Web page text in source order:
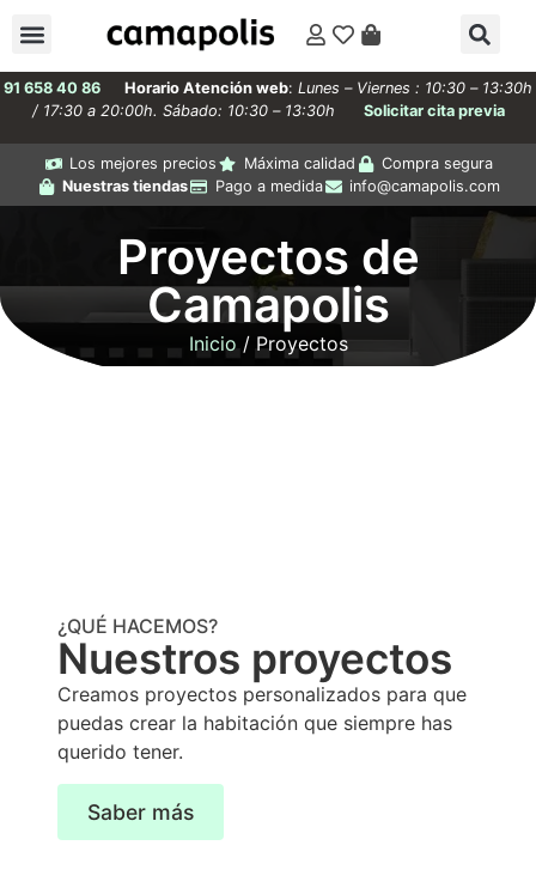
91 658 40 86 Horario Atención web: Lunes – Viernes : 10:30 – 13:30h
/ 17:30 a 20:00h. Sábado: 10:30 – 13:30h
Solicitar cita previa
Los mejores precios Máxima calidad
Compra segura
Nuestras tiendas
Pago a medida info@camapolis.com
Proyectos de
Camapolis
Inicio/ Proyectos
¿QUÉ HACEMOS?
Nuestros proyectos
Creamos proyectos personalizados para que
puedas crear la habitación que siempre has
querido tener.
Saber más